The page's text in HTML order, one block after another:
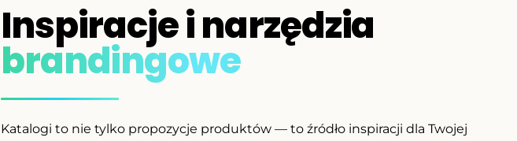
Inspiracje i narzędzia
brandingowe
Katalogi to nie tylko propozycje produktów — to źródło inspiracji dla Twojej